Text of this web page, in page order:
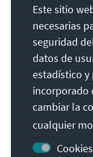
La
a
y la
Este sitio
necesarias
seguridad
datos de
estadístico
incorporado
cambiar la
cualquier